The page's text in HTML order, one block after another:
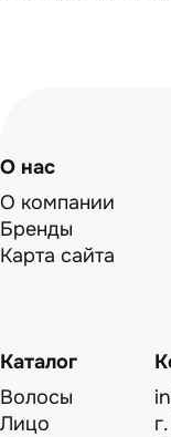
О нас
О компании
Бренды
Карта сайта
Каталог
Волосы
Лицо